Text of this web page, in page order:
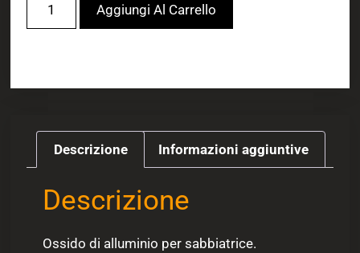
Aggiungi Al Carrello
Descrizione Informazioni aggiuntive
Descrizione
Ossido di alluminio per sabbiatrice.